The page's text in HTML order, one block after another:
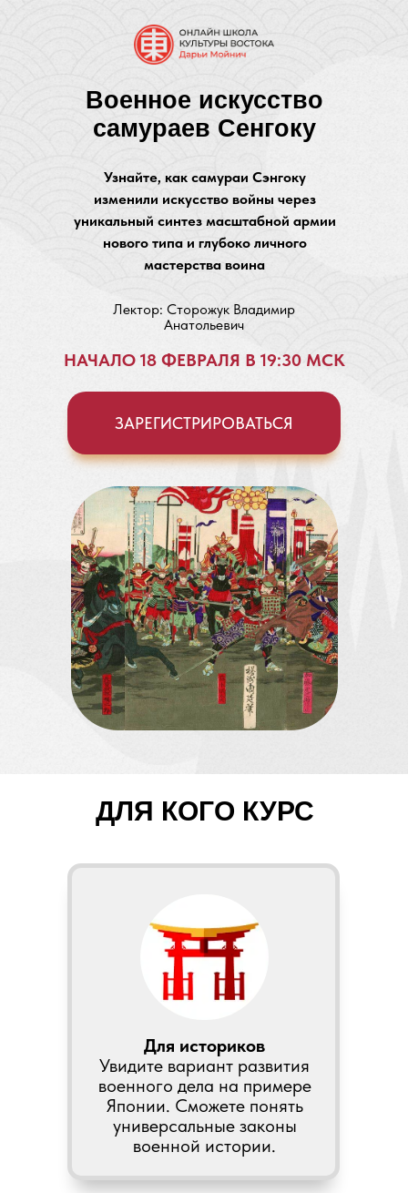
ЗАРЕГИСТРИРОВАТЬСЯ
Узнайте, как самураи Сэнгоку
изменили искусство войны через
уникальный синтез масштабной армии
нового типа и глубоко личного
мастерства воина
Военное искусство
самураев Сенгоку
Лектор: Сторожук Владимир
Анатольевич
НАЧАЛО 18 ФЕВРАЛЯ В 19:30 МСК
ДЛЯ КОГО КУРС
Для историков
Увидите вариант развития
военного дела на примере
Японии. Сможете понять
универсальные законы
военной истории.